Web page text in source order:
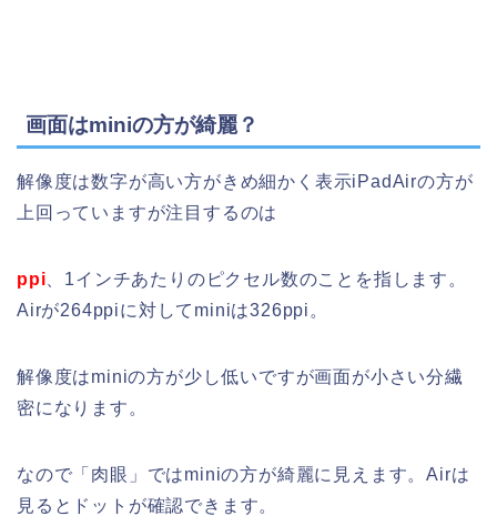
画面はminiの方が綺麗？
解像度は数字が高い方がきめ細かく表示iPadAirの方が
上回っていますが注目するのは
ppi 、1インチあたりのピクセル数のことを指します。
Airが264ppiに対してminiは326ppi。
解像度はminiの方が少し低いですが画面が小さい分繊
密になります。
なので「肉眼」ではminiの方が綺麗に見えます。Airは
見るとドットが確認できます。